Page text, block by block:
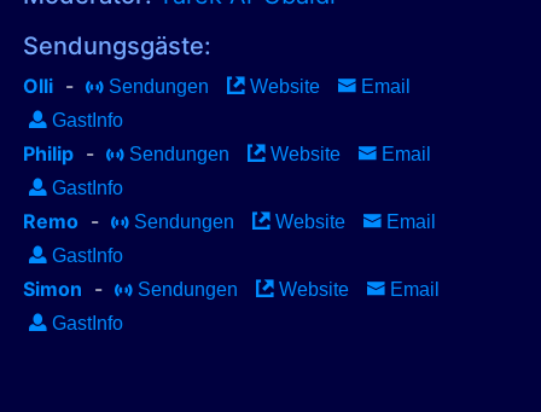
Sendungsgäste:
Olli - Sendungen Website
Email
GastInfo
Philip - Sendungen Website
Email
GastInfo
Remo - Sendungen Website
Email
GastInfo
Simon - Sendungen Website
Email
GastInfo